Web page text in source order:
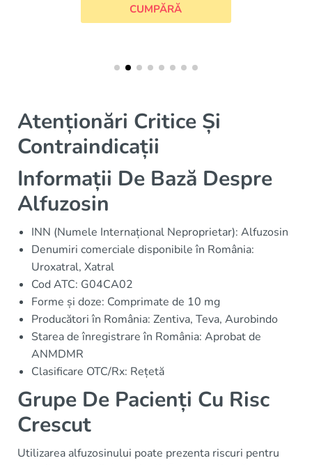
CUMPĂRĂ
Atenționări Critice Și
Contraindicații
Informații De Bază Despre
Alfuzosin
INN (Numele Internațional Neproprietar): Alfuzosin
Denumiri comerciale disponibile în România:
Uroxatral, Xatral
Cod ATC: G04CA02
Forme și doze: Comprimate de 10 mg
Producători în România: Zentiva, Teva, Aurobindo
Starea de înregistrare în România: Aprobat de
ANMDMR
Clasificare OTC/Rx: Rețetă
Grupe De Pacienți Cu Risc
Crescut
Utilizarea alfuzosinului poate prezenta riscuri pentru